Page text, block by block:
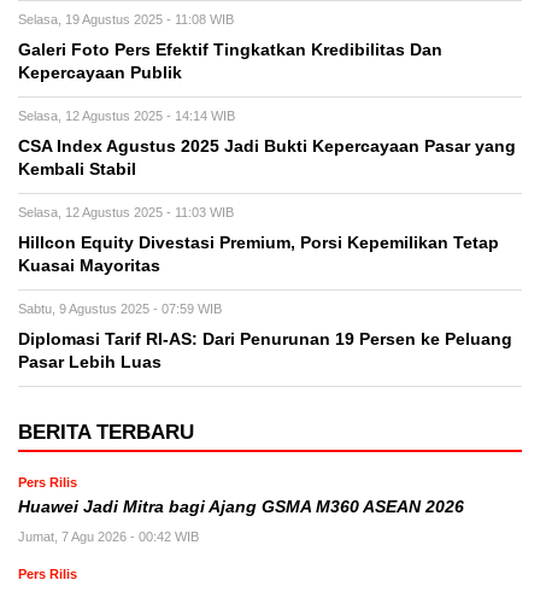
Selasa, 19 Agustus 2025 - 11:08 WIB
Galeri Foto Pers Efektif Tingkatkan Kredibilitas Dan
Kepercayaan Publik
Selasa, 12 Agustus 2025 - 14:14 WIB
CSA Index Agustus 2025 Jadi Bukti Kepercayaan Pasar yang
Kembali Stabil
Selasa, 12 Agustus 2025 - 11:03 WIB
Hillcon Equity Divestasi Premium, Porsi Kepemilikan Tetap
Kuasai Mayoritas
Sabtu, 9 Agustus 2025 - 07:59 WIB
Diplomasi Tarif RI-AS: Dari Penurunan 19 Persen ke Peluang
Pasar Lebih Luas
BERITA TERBARU
Pers Rilis
Huawei Jadi Mitra bagi Ajang GSMA M360 ASEAN 2026
Jumat, 7 Agu 2026 - 00:42 WIB
Pers Rilis